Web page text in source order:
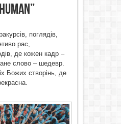
поглядів,
рас,
де кожен кадр –
слово – шедевр.
Божих створінь, де